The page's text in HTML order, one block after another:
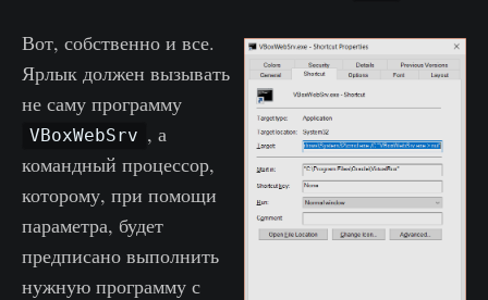
Вот, собственно и все.
Ярлык должен вызывать
не саму программу
VBoxWebSrv , а
командный процессор,
которому, при помощи
параметра, будет
предписано выполнить
нужную программу с